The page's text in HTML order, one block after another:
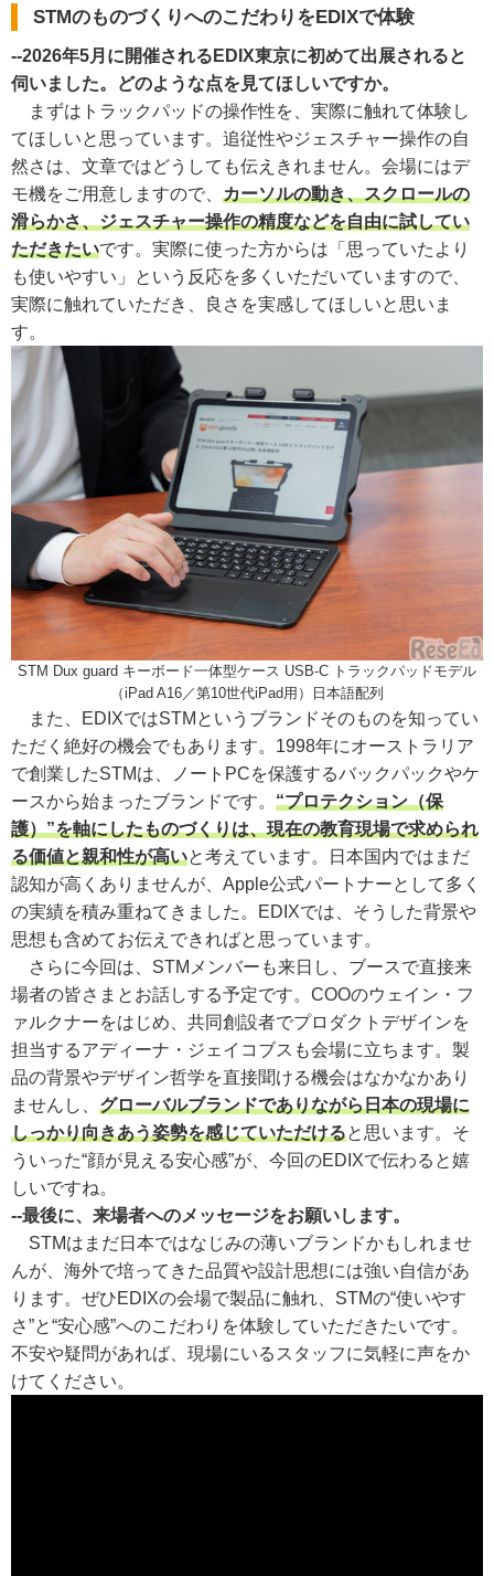
STMのものづくりへのこだわりをEDIXで体験
--2026年5月に開催されるEDIX東京に初めて出展されると
伺いました。どのような点を見てほしいですか。
まずはトラックパッドの操作性を、実際に触れて体験し
てほしいと思っています。追従性やジェスチャー操作の自
然さは、文章ではどうしても伝えきれません。会場にはデ
モ機をご用意しますので、 カーソルの動き、スクロールの
滑らかさ、ジェスチャー操作の精度などを自由に試してい
ただきたいです。実際に使った方からは「思っていたより
も使いやすい」という反応を多くいただいていますので、
実際に触れていただき、良さを実感してほしいと思いま
す。
STM Dux guard キーボード一体型ケース USB-C トラックパッドモデル
（iPad A16／第10世代iPad用）日本語配列
また、EDIXではSTMというブランドそのものを知ってい
ただく絶好の機会でもあります。1998年にオーストラリア
で創業したSTMは、ノートPCを保護するバックパックやケ
ースから始まったブランドです。 “プロテクション（保
護）”を軸にしたものづくりは、現在の教育現場で求められ
る価値と親和性が高いと考えています。日本国内ではまだ
認知が高くありませんが、Apple公式パートナーとして多く
の実績を積み重ねてきました。EDIXでは、そうした背景や
思想も含めてお伝えできればと思っています。
さらに今回は、STMメンバーも来日し、ブースで直接来
場者の皆さまとお話しする予定です。COOのウェイン・フ
ァルクナーをはじめ、共同創設者でプロダクトデザインを
担当するアディーナ・ジェイコブスも会場に立ちます。製
品の背景やデザイン哲学を直接聞ける機会はなかなかあり
ませんし、 グローバルブランドでありながら日本の現場に
しっかり向きあう姿勢を感じていただけると思います。そ
ういった“顔が見える安心感”が、今回のEDIXで伝わると嬉
しいですね。
--最後に、来場者へのメッセージをお願いします。
STMはまだ日本ではなじみの薄いブランドかもしれませ
んが、海外で培ってきた品質や設計思想には強い自信があ
ります。ぜひEDIXの会場で製品に触れ、STMの“使いやす
さ”と“安心感”へのこだわりを体験していただきたいです。
不安や疑問があれば、現場にいるスタッフに気軽に声をか
けてください。